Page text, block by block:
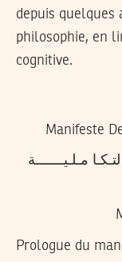
depuis quelques
philosophie, en
cognitive.
Manifeste
مـلـيـــــــة
Prologue du